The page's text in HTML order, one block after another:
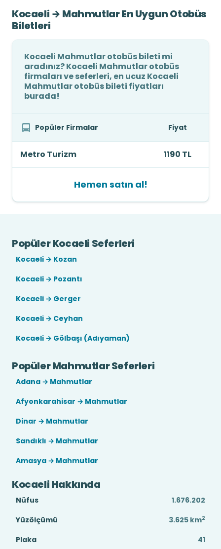
Kocaeli → Mahmutlar En Uygun Otobüs
Biletleri
Kocaeli Mahmutlar otobüs bileti mi
aradınız? Kocaeli Mahmutlar otobüs
firmaları ve seferleri, en ucuz Kocaeli
Mahmutlar otobüs bileti fiyatları
burada!
Popüler Firmalar Fiyat
Metro Turizm 1190 TL
Hemen satın al!
Popüler Kocaeli Seferleri
Kocaeli → Kozan
Kocaeli → Pozantı
Kocaeli → Gerger
Kocaeli → Ceyhan
Kocaeli → Gölbaşı (Adıyaman)
Popüler Mahmutlar Seferleri
Adana → Mahmutlar
Afyonkarahisar → Mahmutlar
Dinar → Mahmutlar
Sandıklı → Mahmutlar
Amasya → Mahmutlar
Kocaeli Hakkında
Nüfus
1.676.202
Yüzölçümü
3.625 km2
Plaka
41